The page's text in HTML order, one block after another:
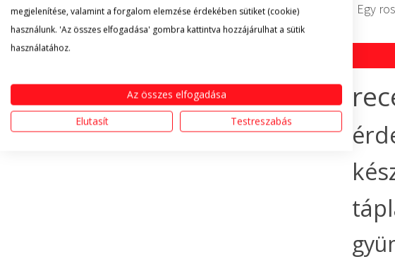
Egy
megjelenítése, valamint a forgalom elemzése érdekében sütiket (cookie)
használunk. 'Az összes elfogadása' gombra kattintva hozzájárulhat a sütik
használatához.
Az összes elfogadása
Elutasít
Testreszabás